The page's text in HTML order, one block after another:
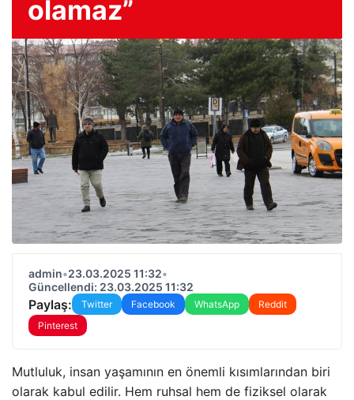
olamaz”
admin•23.03.2025 11:32•
Güncellendi: 23.03.2025 11:32
Paylaş: Twitter Facebook WhatsApp
Reddit
Pinterest
Mutluluk, insan yaşamının en önemli kısımlarından biri
olarak kabul edilir. Hem ruhsal hem de fiziksel olarak